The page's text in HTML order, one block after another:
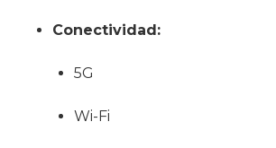
Conectividad:
5G
Wi-Fi